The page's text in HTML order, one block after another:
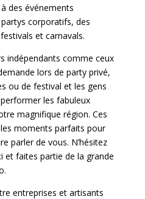
des événements
corporatifs, des
et carnavals.
indépendants comme ceux
lors de party privé,
ou de festival et les gens
les fabuleux
magnifique région. Ces
moments parfaits pour
parler de vous. N’hésitez
et faites partie de la grande
entreprises et artisants